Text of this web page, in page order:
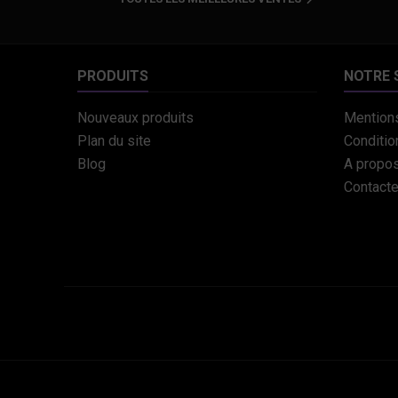
PRODUITS
Nouveaux produits
Plan du site
Blog
NOTRE
A